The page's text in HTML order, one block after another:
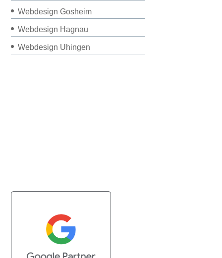
Webdesign Gosheim
Webdesign Hagnau
Webdesign Uhingen